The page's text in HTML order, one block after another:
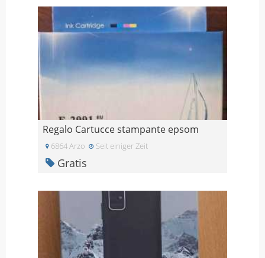
Regalo Cartucce stampante epsom
6864 Arzo Seit einiger Zeit
Gratis